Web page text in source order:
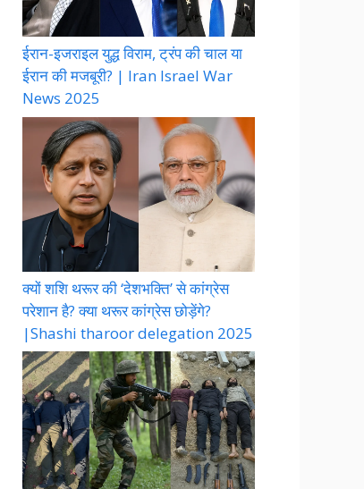
ईरान-इजराइल युद्ध विराम, ट्रंप की चाल या
ईरान की मजबूरी? | Iran Israel War
News 2025
क्यों शशि थरूर की ‘देशभक्ति’ से कांग्रेस
परेशान है? क्या थरूर कांग्रेस छोड़ेंगे?
|Shashi tharoor delegation 2025